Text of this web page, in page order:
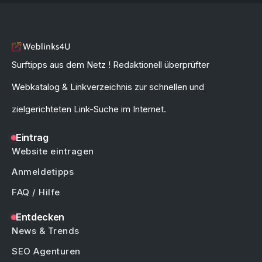
Surftipps aus dem Netz ! Redaktionell überprüfter
Webkatalog & Linkverzeichnis zur schnellen und
zielgerichteten Link-Suche im Internet.
Eintrag
Website eintragen
Anmeldetipps
FAQ / Hilfe
Entdecken
News & Trends
SEO Agenturen